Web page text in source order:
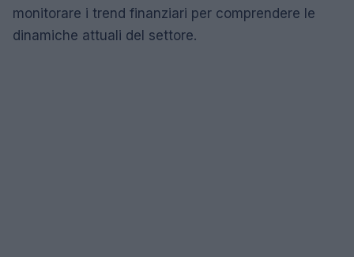
monitorare i trend finanziari per comprendere le
dinamiche attuali del settore.